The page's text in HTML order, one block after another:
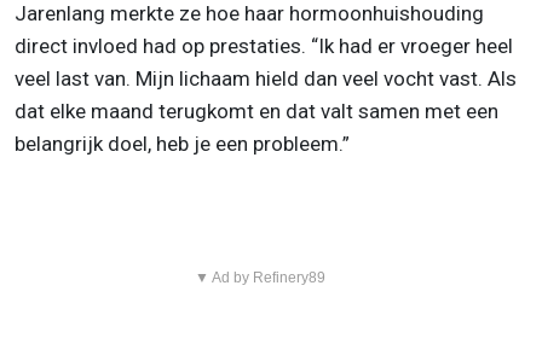
Jarenlang merkte ze hoe haar hormoonhuishouding
direct invloed had op prestaties. “Ik had er vroeger heel
veel last van. Mijn lichaam hield dan veel vocht vast. Als
dat elke maand terugkomt en dat valt samen met een
belangrijk doel, heb je een probleem.”
▼ Ad by Refinery89